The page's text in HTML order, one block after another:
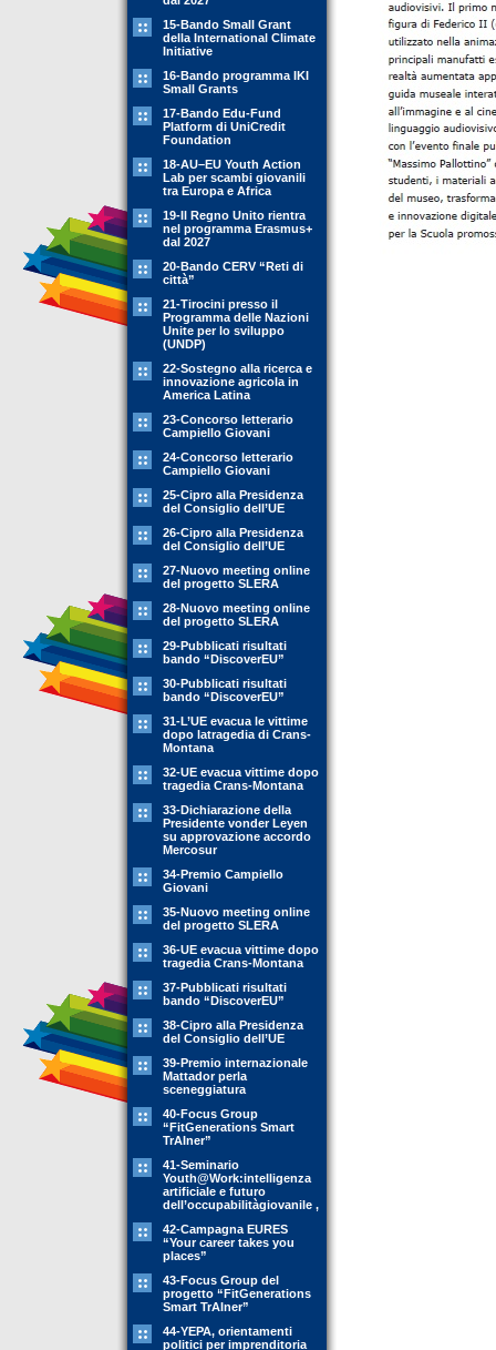
15-Bando Small Grant
della International Climate
Initiative
16-Bando programma IKI
Small Grants
17-Bando Edu-Fund
Platform di UniCredit
Foundation
18-AU–EU Youth Action
Lab per scambi giovanili
tra Europa e Africa
19-Il Regno Unito rientra
nel programma Erasmus+
dal 2027
20-Bando CERV “Reti di
città”
21-Tirocini presso il
Programma delle Nazioni
Unite per lo sviluppo
(UNDP)
22-Sostegno alla ricerca e
innovazione agricola in
America Latina
23-Concorso letterario
Campiello Giovani
24-Concorso letterario
Campiello Giovani
25-Cipro alla Presidenza
del Consiglio dell’UE
26-Cipro alla Presidenza
del Consiglio dell’UE
27-Nuovo meeting online
del progetto SLERA
28-Nuovo meeting online
del progetto SLERA
29-Pubblicati risultati
bando “DiscoverEU”
30-Pubblicati risultati
bando “DiscoverEU”
31-L’UE evacua le vittime
dopo latragedia di Crans-
Montana
32-UE evacua vittime dopo
tragedia Crans-Montana
33-Dichiarazione della
Presidente vonder Leyen
su approvazione accordo
Mercosur
34-Premio Campiello
Giovani
35-Nuovo meeting online
del progetto SLERA
36-UE evacua vittime dopo
tragedia Crans-Montana
37-Pubblicati risultati
bando “DiscoverEU”
38-Cipro alla Presidenza
del Consiglio dell’UE
39-Premio internazionale
Mattador perla
sceneggiatura
40-Focus Group
“FitGenerations Smart
TrAIner”
41-Seminario
Youth@Work:intelligenza
artificiale e futuro
dell’occupabilitàgiovanile ,
42-Campagna EURES
“Your career takes you
places”
43-Focus Group del
progetto “FitGenerations
Smart TrAIner”
44-YEPA, orientamenti
politici per imprenditoria